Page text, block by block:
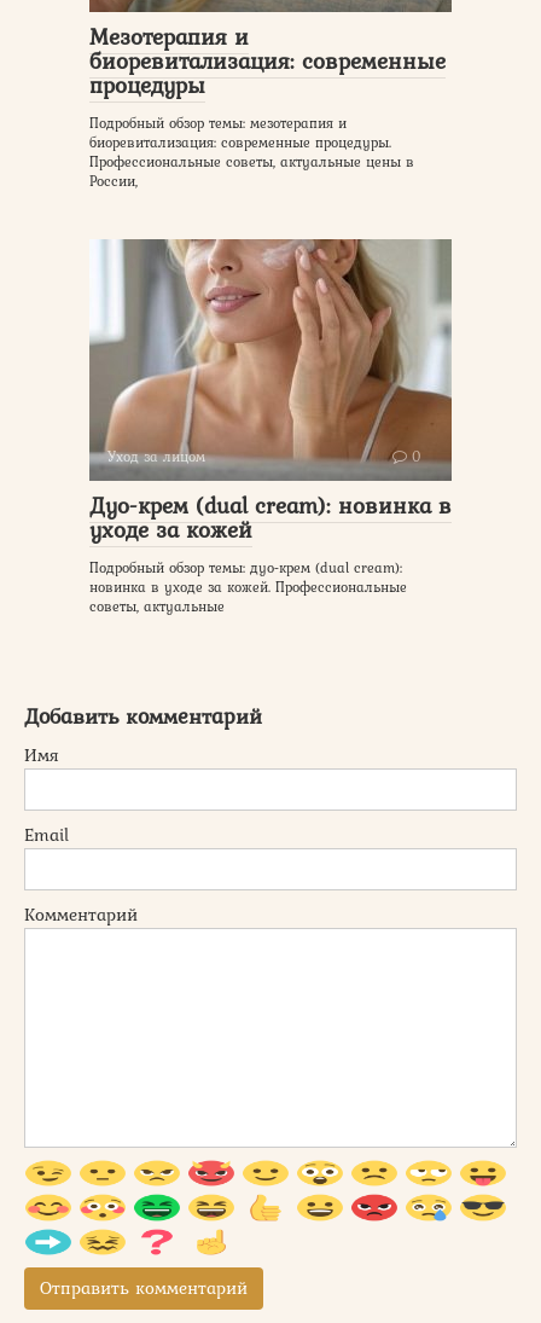
Мезотерапия и
биоревитализация: современные
процедуры
Подробный обзор темы: мезотерапия и
биоревитализация: современные процедуры.
Профессиональные советы, актуальные цены в
России,
Уход за лицом 0
Дуо-крем (dual cream): новинка в
уходе за кожей
Подробный обзор темы: дуо-крем (dual cream):
новинка в уходе за кожей. Профессиональные
советы, актуальные
Добавить комментарий
Имя
Email
Комментарий